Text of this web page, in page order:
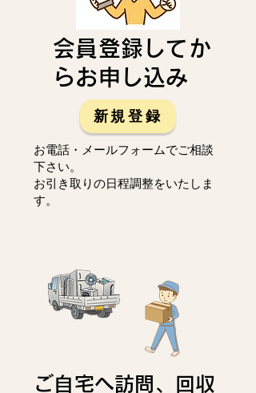
会員登録してか
らお申し込み
新規登録
お電話・メールフォームでご相談
下さい。
お引き取りの日程調整をいたしま
す。
ご自宅へ訪問、回収